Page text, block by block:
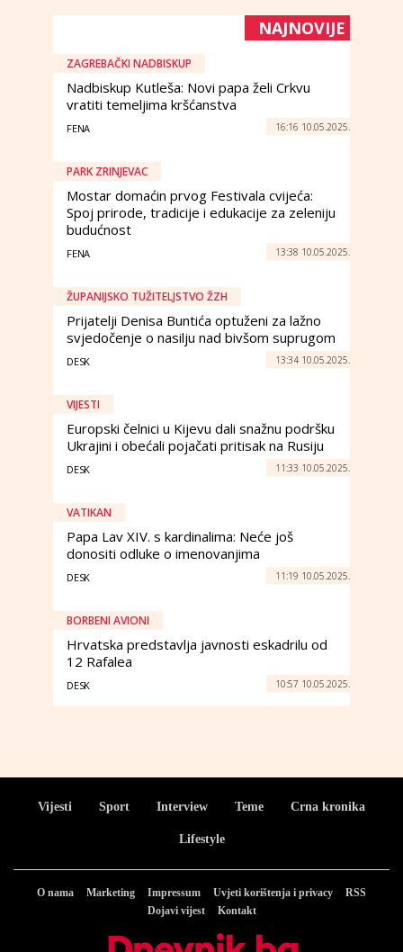
NAJNOVIJE
ZAGREBAČKI NADBISKUP
Nadbiskup Kutleša: Novi papa želi Crkvu
vratiti temeljima kršćanstva
FENA 16:16 10.05.2025.
PARK ZRINJEVAC
Mostar domaćin prvog Festivala cvijeća:
Spoj prirode, tradicije i edukacije za zeleniju
budućnost
FENA 13:38 10.05.2025.
ŽUPANIJSKO TUŽITELJSTVO ŽZH
Prijatelji Denisa Buntića optuženi za lažno
svjedočenje o nasilju nad bivšom suprugom
DESK 13:34 10.05.2025.
VIJESTI
Europski čelnici u Kijevu dali snažnu podršku
Ukrajini i obećali pojačati pritisak na Rusiju
DESK 11:33 10.05.2025.
VATIKAN
Papa Lav XIV. s kardinalima: Neće još
donositi odluke o imenovanjima
DESK 11:19 10.05.2025.
BORBENI AVIONI
Hrvatska predstavlja javnosti eskadrilu od
12 Rafalea
DESK 10:57 10.05.2025.
Vijesti Sport Interview Teme Crna kronika
Lifestyle
O nama Marketing Impressum Uvjeti korištenja i privacy
RSS
Dojavi vijest
Kontakt